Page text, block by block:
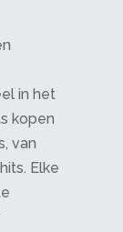
in het
kopen
van
Elke